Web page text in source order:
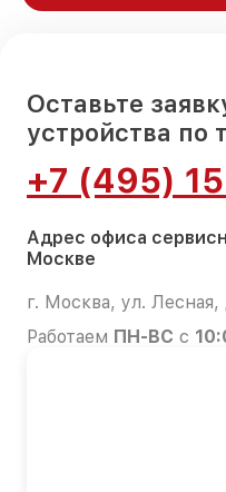
Оставьте
устройства по
+7 (495)
Адрес офиса
Москве
г. Москва, ул. Лесная,
Работаем ПН-ВС с